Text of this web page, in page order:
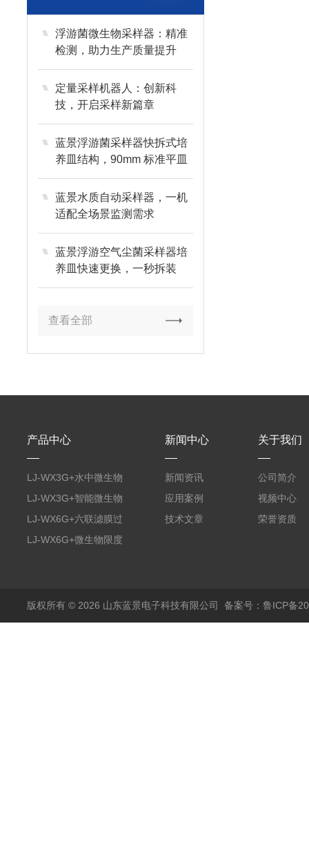
浮游菌微生物采样器：精准
检测，助力生产质量提升
定量采样机器人：创新科
技，开启采样新篇章
蓝景浮游菌采样器快拆式培
养皿结构，90mm 标准平皿
通用
蓝景水质自动采样器，一机
适配全场景监测需求
蓝景浮游空气尘菌采样器培
养皿快速更换，一秒拆装
查看全部
产品中心
LJ-WX3G+水中微生物
膜过滤装置
LJ-WX3G+智能微生物
限度仪
LJ-WX6G+六联滤膜过
滤器
LJ-WX6G+微生物限度
新闻中心
新闻资讯
应用案例
技术文章
关于我们
公司简介
视频中心
荣誉资质
版权所有 © 2026 山东蓝景电子科技有限公司 备案号：鲁ICP备